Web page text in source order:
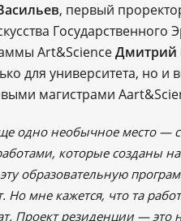
, первый
Государственного
Art&ScienceДмитрий
для университета, но и
магистрами
одно необычное место —
которые созданы
образовательную
Но мне кажется, что та
Проект резиденции — это